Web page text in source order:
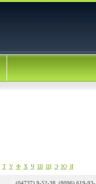
Т У Ф Х Ч Ш Щ Э Ю Я